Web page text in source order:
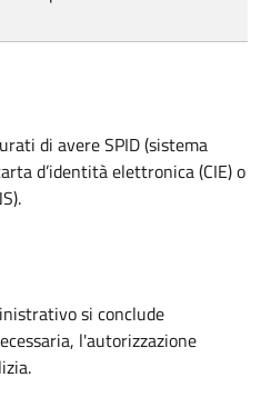
di avere SPID (sistema
d’identità elettronica (CIE) o
si conclude
l'autorizzazione